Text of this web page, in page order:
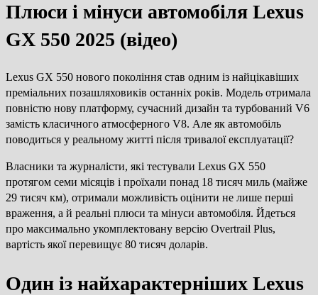
Плюси і мінуси автомобіля Lexus
GX 550 2025 (відео)
Lexus GX 550 нового покоління став одним із найцікавіших
преміальних позашляховиків останніх років. Модель отримала
повністю нову платформу, сучасний дизайн та турбований V6
замість класичного атмосферного V8. Але як автомобіль
поводиться у реальному житті після тривалої експлуатації?
Власники та журналісти, які тестували Lexus GX 550
протягом семи місяців і проїхали понад 18 тисяч миль (майже
29 тисяч км), отримали можливість оцінити не лише перші
враження, а й реальні плюси та мінуси автомобіля. Йдеться
про максимально укомплектовану версію Overtrail Plus,
вартість якої перевищує 80 тисяч доларів.
Один із найхарактерніших Lexus